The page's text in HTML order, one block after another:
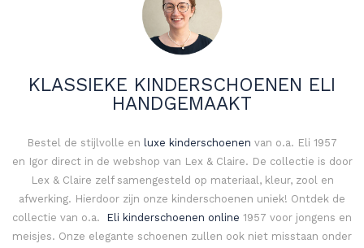
KLASSIEKE KINDERSCHOENEN ELI
HANDGEMAAKT
Bestel de stijlvolle en luxe kinderschoenen van o.a. Eli 1957
en Igor direct in de webshop van Lex & Claire. De collectie is door
Lex & Claire zelf samengesteld op materiaal, kleur, zool en
afwerking. Hierdoor zijn onze kinderschoenen uniek! Ontdek de
collectie van o.a. Eli kinderschoenen online 1957 voor jongens en
meisjes. Onze elegante schoenen zullen ook niet misstaan onder